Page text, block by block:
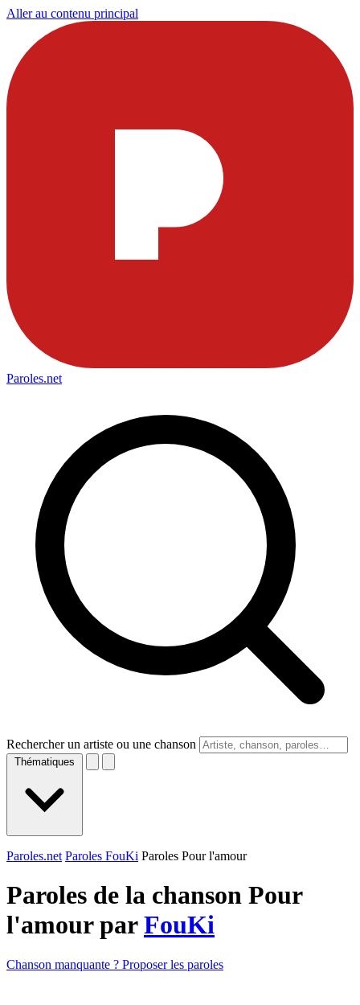
Aller au contenu principal
Paroles.net
Rechercher un artiste ou une chanson
Thématiques
Paroles.net Paroles FouKi Paroles Pour l'amour
Paroles de la chanson Pour
l'amour parFouKi
Chanson manquante ? Proposer les paroles